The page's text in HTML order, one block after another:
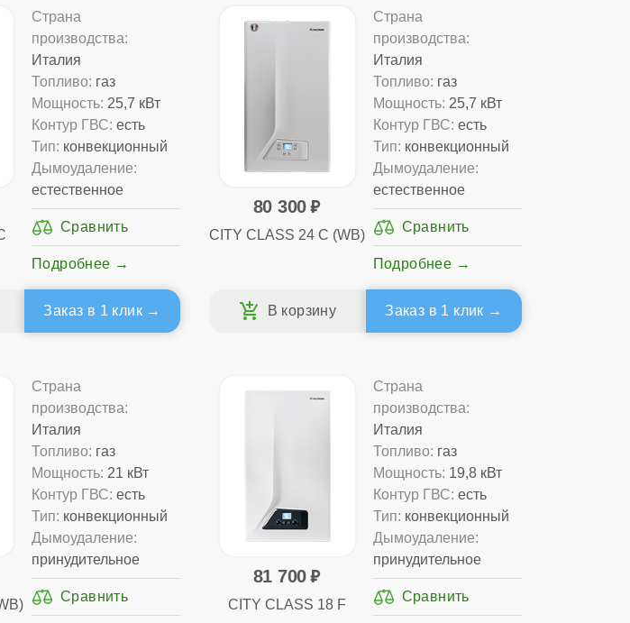
Страна
производства:
Италия
Топливо: газ
Мощность: 25,7 кВт
Контур ГВС: есть
Тип: конвекционный
Дымоудаление:
естественное
Подробнее
Заказ в 1 клик
80 300
CITY CLASS 24 C (WB)
Страна
производства:
Италия
Топливо: газ
Мощность: 25,7 кВт
Контур ГВС: есть
Тип: конвекционный
Дымоудаление:
естественное
Подробнее
Заказ в 1 клик
Страна
производства:
Италия
Топливо: газ
Мощность: 21 кВт
Контур ГВС: есть
Тип: конвекционный
Дымоудаление:
принудительное
81 700
CITY CLASS 18 F
Страна
производства:
Италия
Топливо: газ
Мощность: 19,8 кВт
Контур ГВС: есть
Тип: конвекционный
Дымоудаление:
принудительное